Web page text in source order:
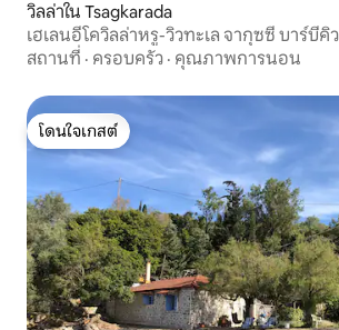
วิลล่าใน Tsagkarada
เฮเลนอีโควิลล่าหรู-วิวทะเล จากุซซี่ บาร์บีคิว
สถานที่ · ครอบครัว · คุณภาพการนอน
โดนใจเกสต์
โดนใจเกสต์